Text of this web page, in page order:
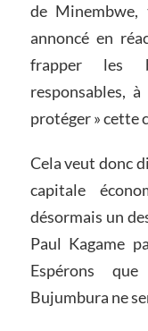
de Minembwe,
annoncé en
frapper les
responsables,
protéger » cette
Cela veut donc
capitale
désormais un
Paul Kagame
Espérons
Bujumbura ne